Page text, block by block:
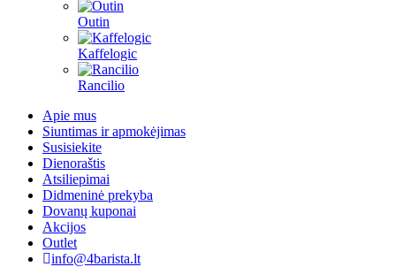
Outin
Kaffelogic
Rancilio
Apie mus
Siuntimas ir apmokėjimas
Susisiekite
Dienoraštis
Atsiliepimai
Didmeninė prekyba
Dovanų kuponai
Akcijos
Outlet
info@4barista.lt